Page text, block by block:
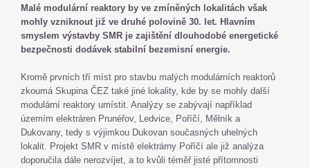
Malé modulární reaktory by ve zmíněných lokalitách však
mohly vzniknout již ve druhé polovině 30. let. Hlavním
smyslem výstavby SMR je zajištění dlouhodobé energetické
bezpečnosti dodávek stabilní bezemisní energie.
Kromě prvních tří míst pro stavbu malých modulárních reaktorů
zkoumá Skupina ČEZ také jiné lokality, kde by se mohly další
modulární reaktory umístit. Analýzy se zabývají například
územím elektráren Prunéřov, Ledvice, Poříčí, Mělník a
Dukovany, tedy s výjimkou Dukovan současných uhelných
lokalit. Projekt SMR v místě elektrárny Poříčí ale již analýza
doporučila dále nerozvíjet, a to kvůli téměř jisté přítomnosti